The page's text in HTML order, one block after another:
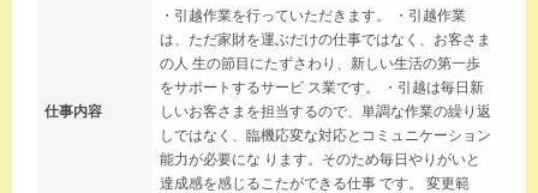
仕事内容
・引越作業を行っていただきます。 ・引越作業
は、ただ家財を運ぶだけの仕事ではなく、お客さま
の人 生の節目にたずさわり、新しい生活の第一歩
をサポートするサービ ス業です。 ・引越は毎日新
しいお客さまを担当するので、単調な作業の繰り返
しではなく、臨機応変な対応とコミュニケーション
能力が必要にな ります。そのため毎日やりがいと
達成感を感じるこたができる仕事 です。 変更範